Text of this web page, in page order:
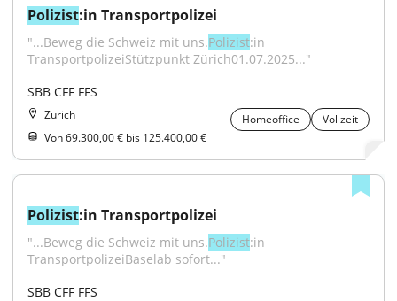
Polizist:in Transportpolizei
"...Beweg die Schweiz mit uns.Polizist:in
TransportpolizeiStützpunkt Zürich01.07.2025..."
SBB CFF FFS
Zürich Homeoffice
Vollzeit
Von 69.300,00 € bis 125.400,00 €
Polizist:in Transportpolizei
"...Beweg die Schweiz mit uns.Polizist:in
TransportpolizeiBaselab sofort..."
SBB CFF FFS